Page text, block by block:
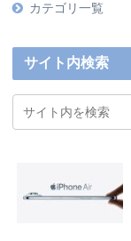
カテゴリ一覧
サイト内検索